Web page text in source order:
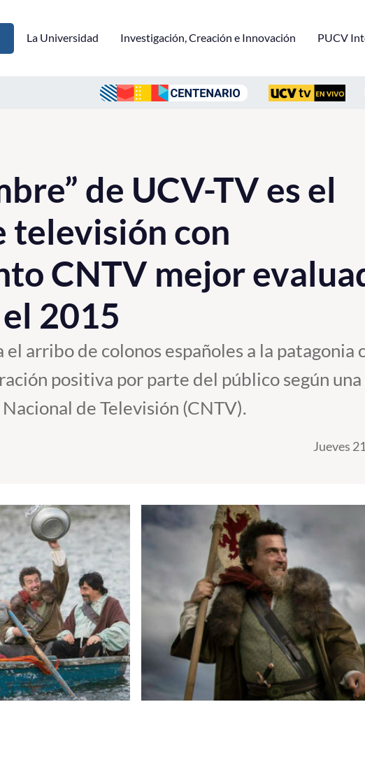
La Universidad Investigación, Creación e Innovación PUCV
de UCV-TV es el
televisión con
CNTV mejor
2015
arribo de colonos españoles a la patagonia
positiva por parte del público según
de Televisión (CNTV).
Jueves